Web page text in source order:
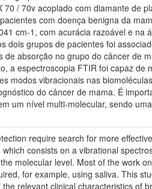
/ 70v acoplado com diamante de
com doença benigna da
cm-1, com acurácia razoável e na
dois grupos de pacientes foi
absorção no grupo do câncer de
a espectroscopia FTIR foi capaz de
modos vibracionais nas
do câncer de mama. É
um nível multi-molecular, sendo uma
require search for more effective
consists on a vibrational
molecular level. Most of the work
for example, using saliva. This
relevant clinical characteristics of